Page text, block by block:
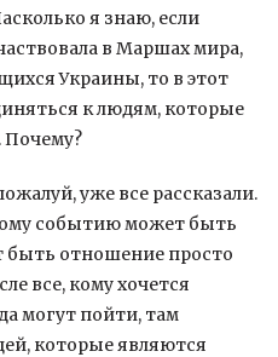
я знаю, если
в Маршах мира,
Украины, то в этот
к людям, которые
уже все рассказали.
событию может быть
быть отношение просто
все, кому хочется
могут пойти, там
которые являются